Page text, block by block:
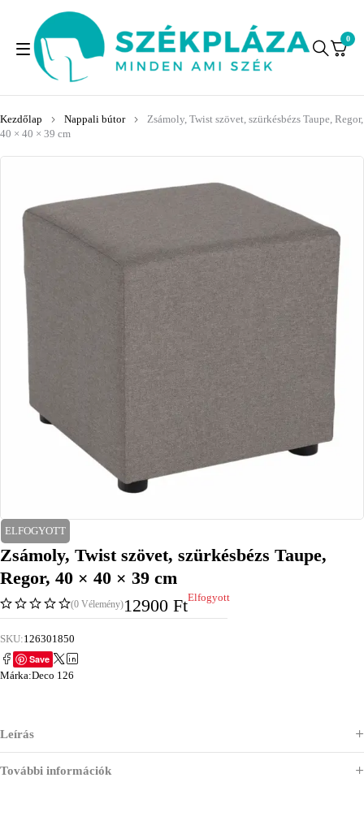
0
Kezdőlap Nappali bútor
Zsámoly, Twist szövet, szürkésbézs Taupe, Regor,
40 × 40 × 39 cm
ELFOGYOTT
Zsámoly, Twist szövet, szürkésbézs Taupe,
Regor, 40 × 40 × 39 cm
(0 Vélemény)12900 FtElfogyott
SKU:126301850
Save
Márka:Deco 126
Leírás
További információk